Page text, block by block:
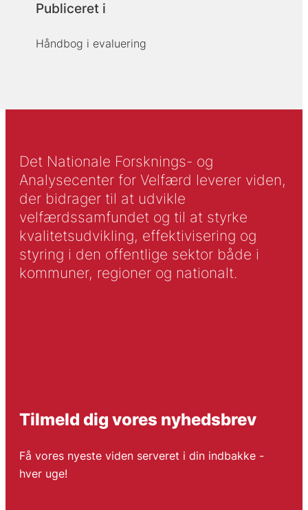
Publiceret i
Håndbog i evaluering
Det Nationale Forsknings- og
Analysecenter for Velfærd leverer viden,
der bidrager til at udvikle
velfærdssamfundet og til at styrke
kvalitetsudvikling, effektivisering og
styring i den offentlige sektor både i
kommuner, regioner og nationalt.
Tilmeld dig vores nyhedsbrev
Få vores nyeste viden serveret i din indbakke -
hver uge!